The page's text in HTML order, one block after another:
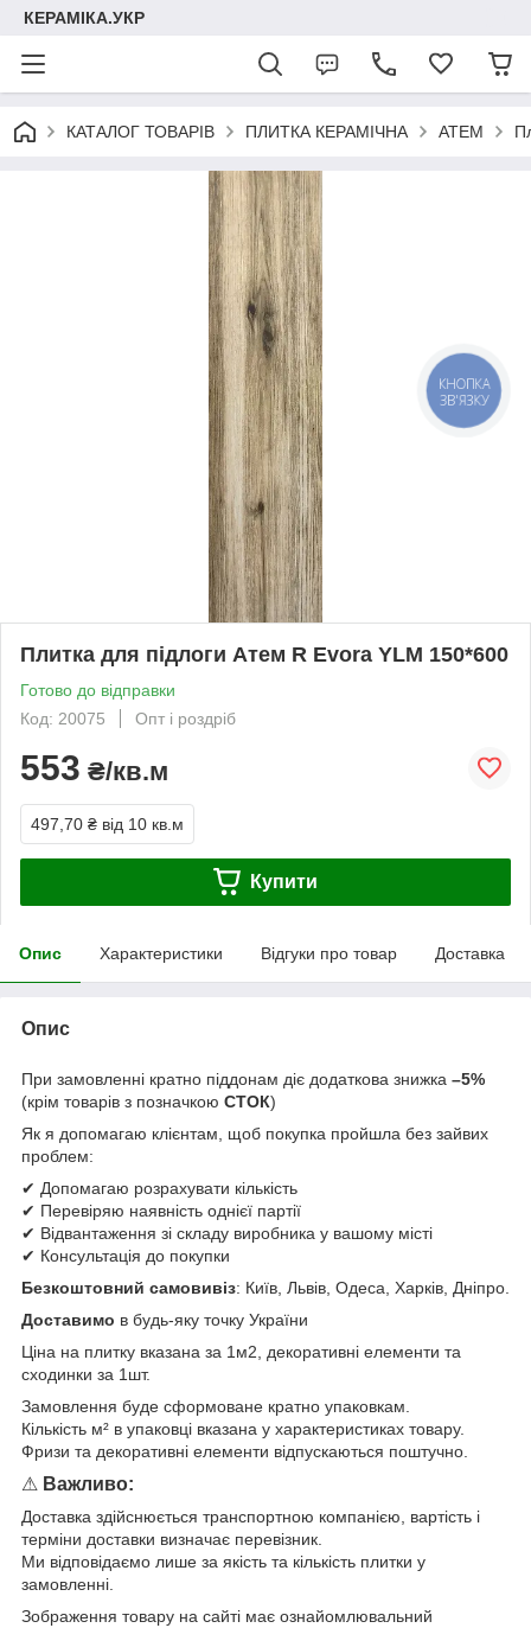
КЕРАМІКА.УКР
КАТАЛОГ ТОВАРІВ ПЛИТКА КЕРАМІЧНА АТЕМ
Плитка для підлоги Атем R Evora YLM 150*600
Готово до відправки
Код: 20075
Опт і роздріб
553 ₴/кв.м
497,70 ₴ від 10 кв.м
Купити
Опис Характеристики Відгуки про товар Доставка
Опис
При замовленні кратно піддонам діє додаткова знижка –5%
(крім товарів з позначкою СТОК)
Як я допомагаю клієнтам, щоб покупка пройшла без зайвих
проблем:
✔ Допомагаю розрахувати кількість
✔ Перевіряю наявність однієї партії
✔ Відвантаження зі складу виробника у вашому місті
✔ Консультація до покупки
Безкоштовний самовивіз: Київ, Львів, Одеса, Харків, Дніпро.
Доставимо в будь-яку точку України
Ціна на плитку вказана за 1м2, декоративні елементи та
сходинки за 1шт.
Замовлення буде сформоване кратно упаковкам.
Кількість м² в упаковці вказана у характеристиках товару.
Фризи та декоративні елементи відпускаються поштучно.
⚠ Важливо:
Доставка здійснюється транспортною компанією, вартість і
терміни доставки визначає перевізник.
Ми відповідаємо лише за якість та кількість плитки у
замовленні.
Зображення товару на сайті має ознайомлювальний
КНОПКА
ЗВ'ЯЗКУ